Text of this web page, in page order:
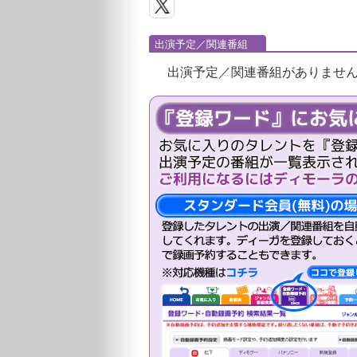
出演予定／関連番組
出演予定／関連番組がありませ